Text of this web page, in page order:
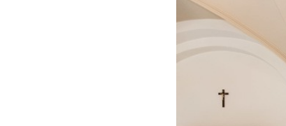
Kliknij, aby powiększyć